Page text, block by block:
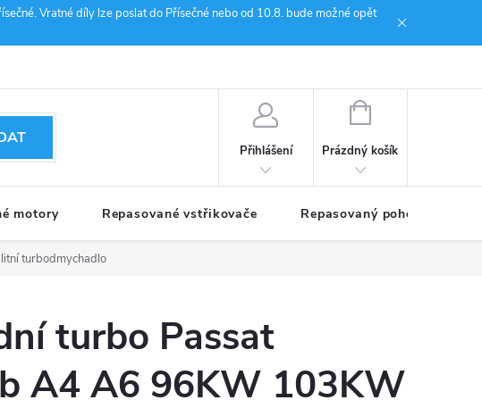
Vratné díly lze poslat do Přísečné nebo od 10.8. bude možné opět
Přihlášení
NÁKUPNÍ
Prázdný košík
motory Repasované vstřikovače Repasovaný pohon TDM
turbodmychadlo
turbo Passat
A4 A6 96KW 103KW